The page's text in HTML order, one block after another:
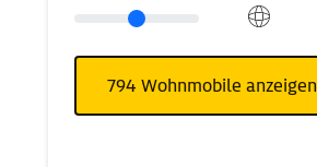
794 Wohnmobile anzeigen